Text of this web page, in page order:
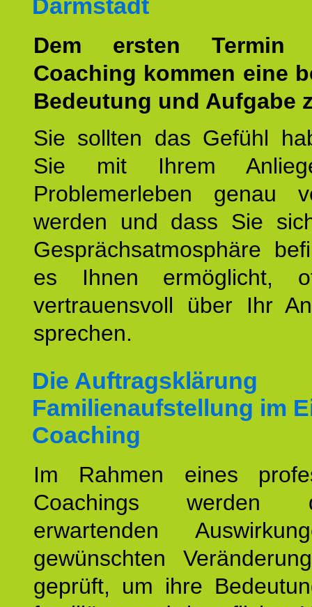
Darmstadt
Dem ersten
Coaching kommen eine
Bedeutung und Aufgabe
Sie sollten das Gefühl
Sie mit Ihrem
Problemerleben genau
werden und dass Sie
Gesprächsatmosphäre
es Ihnen ermöglicht,
vertrauensvoll über Ihr
sprechen.
Die Auftragsklärung
Familienaufstellung im
Coaching
Im Rahmen eines
Coachings
erwartenden
gewünschten
geprüft, um ihre